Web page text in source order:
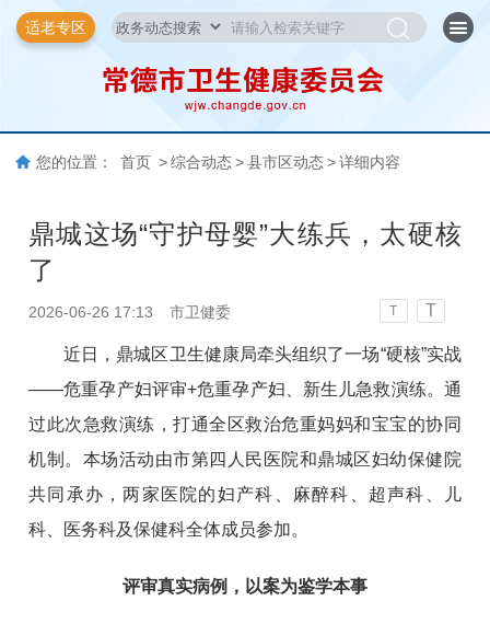
适老专区
您的位置： 首页 > 综合动态 > 县市区动态 > 详细内容
鼎城这场“守护母婴”大练兵，太硬核
了
2026-06-26 17:13 市卫健委 T T
近日，鼎城区卫生健康局牵头组织了一场“硬核”实战
——危重孕产妇评审+危重孕产妇、新生儿急救演练。通
过此次急救演练，打通全区救治危重妈妈和宝宝的协同
机制。本场活动由市第四人民医院和鼎城区妇幼保健院
共同承办，两家医院的妇产科、麻醉科、超声科、儿
科、医务科及保健科全体成员参加。
评审真实病例，以案为鉴学本事